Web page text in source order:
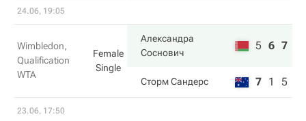
24.06, 19:05
Wimbledon,
Qualification
WTA
Female
Single
Александра
Соснович
5 6 7
Сторм Сандерс 7 1 5
23.06, 17:50